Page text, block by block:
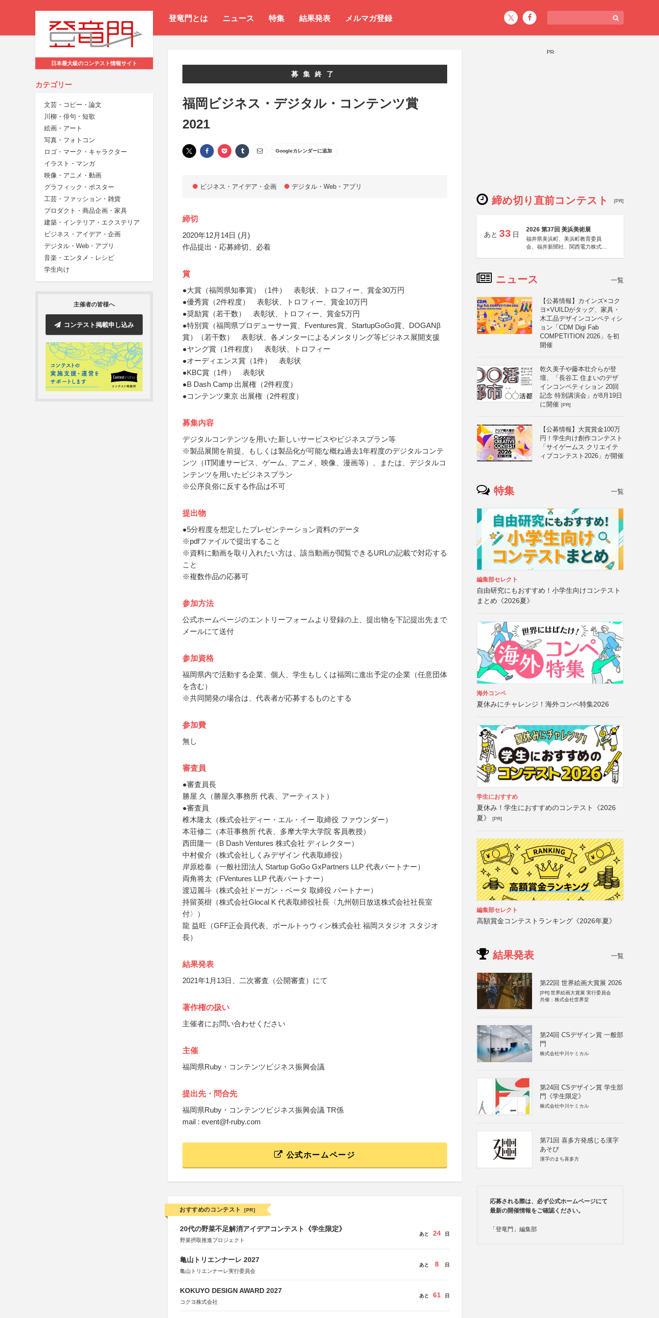
登竜門とは ニュース 特集 結果発表 メルマガ登録
日本最大級のコンテスト情報サイト
カテゴリー
文芸・コピー・論文
川柳・俳句・短歌
絵画・アート
写真・フォトコン
ロゴ・マーク・キャラクター
イラスト・マンガ
映像・アニメ・動画
グラフィック・ポスター
工芸・ファッション・雑貨
プロダクト・商品企画・家具
建築・インテリア・エクステリア
ビジネス・アイデア・企画
デジタル・Web・アプリ
音楽・エンタメ・レシピ
学生向け
主催者の皆様へ
コンテスト掲載申し込み
募集終了
福岡ビジネス・デジタル・コンテンツ賞
2021
Googleカレンダーに追加
ビジネス・アイデア・企画 デジタル・Web・アプリ
締切
2020年12月14日 (月)
作品提出・応募締切、必着
賞
●大賞（福岡県知事賞）（1件） 表彰状、トロフィー、賞金30万円
●優秀賞（2件程度） 表彰状、トロフィー、賞金10万円
●奨励賞（若干数） 表彰状、トロフィー、賞金5万円
●特別賞（福岡県プロデューサー賞、Fventures賞、StartupGoGo賞、DOGANβ
賞）（若干数） 表彰状、各メンターによるメンタリング等ビジネス展開支援
●ヤング賞（1件程度） 表彰状、トロフィー
●オーディエンス賞（1件） 表彰状
●KBC賞（1件） 表彰状
●B Dash Camp 出展権（2件程度）
●コンテンツ東京 出展権（2件程度）
募集内容
デジタルコンテンツを用いた新しいサービスやビジネスプラン等
※製品展開を前提、もしくは製品化が可能な概ね過去1年程度のデジタルコンテ
ンツ（IT関連サービス、ゲーム、アニメ、映像、漫画等）、または、デジタルコ
ンテンツを用いたビジネスプラン
※公序良俗に反する作品は不可
提出物
●5分程度を想定したプレゼンテーション資料のデータ
※pdfファイルで提出すること
※資料に動画を取り入れたい方は、該当動画が閲覧できるURLの記載で対応する
こと
※複数作品の応募可
参加方法
公式ホームページのエントリーフォームより登録の上、提出物を下記提出先まで
メールにて送付
参加資格
福岡県内で活動する企業、個人、学生もしくは福岡に進出予定の企業（任意団体
を含む）
※共同開発の場合は、代表者が応募するものとする
参加費
無し
審査員
●審査員長
勝屋 久（勝屋久事務所 代表、アーティスト）
●審査員
椎木隆太（株式会社ディー・エル・イー 取締役 ファウンダー）
本荘修二（本荘事務所 代表、多摩大学大学院 客員教授）
西田隆一（B Dash Ventures 株式会社 ディレクター）
中村俊介（株式会社しくみデザイン 代表取締役）
岸原稔泰（一般社団法人 Startup GoGo GxPartners LLP 代表パートナー）
両角将太（FVentures LLP 代表パートナー）
渡辺麗斗（株式会社ドーガン・ベータ 取締役 パートナー）
持留英樹（株式会社Glocal K 代表取締役社長〈九州朝日放送株式会社社長室
付〉）
龍 益旺（GFF正会員代表、ポールトゥウィン株式会社 福岡スタジオ スタジオ
長）
結果発表
2021年1月13日、二次審査（公開審査）にて
著作権の扱い
主催者にお問い合わせください
主催
福岡県Ruby・コンテンツビジネス振興会議
提出先・問合先
福岡県Ruby・コンテンツビジネス振興会議 TR係
mail : event@f-ruby.com
公式ホームページ
おすすめのコンテスト [PR]
20代の野菜不足解消アイデアコンテスト《学生限定》
野菜摂取推進プロジェクト
あと 24 日
亀山トリエンナーレ 2027
亀山トリエンナーレ実行委員会
あと 8 日
KOKUYO DESIGN AWARD 2027
コクヨ株式会社
あと 61 日
PR
締め切り直前コンテスト [PR]
あと 33 日
2026 第37回 美浜美術展
福井県美浜町、美浜町教育委員
会、福井新聞社、関西電力株式会
ニュース 一覧
【公募情報】カインズ×コク
ヨ×VUILDがタッグ、家具・
木工品デザインコンペティシ
ョン「CDM Digi Fab
COMPETITION 2026」を初
開催
乾久美子や藤本壮介らが登
壇、「長谷工 住まいのデザ
インコンペティション 20回
記念 特別講演会」が8月19日
に開催 [PR]
【公募情報】大賞賞金100万
円！学生向け創作コンテスト
「サイゲームス クリエイテ
ィブコンテスト2026」が開催
特集 一覧
編集部セレクト
自由研究にもおすすめ！小学生向けコンテスト
まとめ《2026夏》
海外コンペ
夏休みにチャレンジ！海外コンペ特集2026
学生におすすめ
夏休み！学生におすすめのコンテスト《2026
夏》
[PR]
編集部セレクト
高額賞金コンテストランキング《2026年夏》
結果発表 一覧
第22回 世界絵画大賞展 2026
[PR] 世界絵画大賞展 実行委員会
共催：株式会社世界堂
第24回 CSデザイン賞 一般部
門
株式会社中川ケミカル
第24回 CSデザイン賞 学生部
門《学生限定》
株式会社中川ケミカル
第71回 喜多方発感じる漢字
あそび
漢字のまち喜多方
応募される際は、必ず公式ホームページにて
最新の開催情報をご確認ください。
「登竜門」編集部